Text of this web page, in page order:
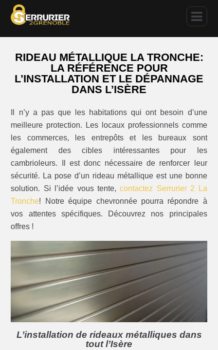
RIDEAU MÉTALLIQUE LA TRONCHE:
LA RÉFÉRENCE POUR
L’INSTALLATION ET LE DÉPANNAGE
DANS L’ISÈRE
Il n’y a pas que les habitations qui ont besoin d’une
meilleure protection. Les locaux professionnels comme
les commerces, les entrepôts et les bureaux sont
également des cibles intéressantes pour les
cambrioleurs. Il est donc nécessaire de renforcer leur
sécurité. La pose d’un rideau métallique est une bonne
solution. Si l’idée vous tente,contactez Serrurier 2 La
Tronche! Notre équipe chevronnée pourra répondre à
vos attentes spécifiques. Découvrez nos principales
offres !
L’installation de rideaux métalliques dans
tout l’Isère